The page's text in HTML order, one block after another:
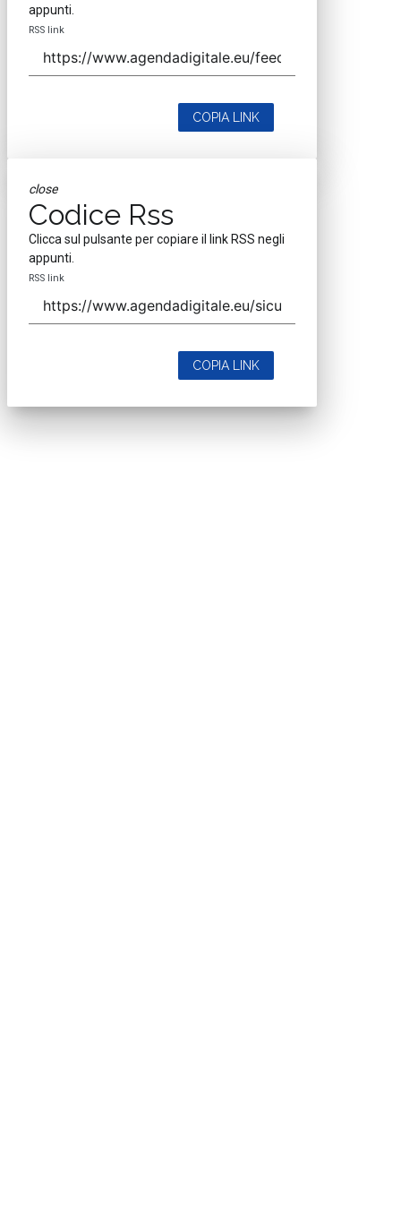
appunti.
RSS link
COPIA LINK
close
Codice Rss
Clicca sul pulsante per copiare il link RSS negli
appunti.
RSS link
COPIA LINK